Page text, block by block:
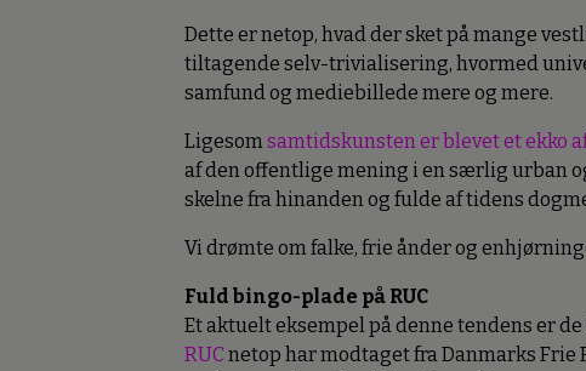
Dette er netop, hvad der sket på mange
tiltagende selv-trivialisering, hvormed
samfund og mediebillede mere og mere.
Ligesomsamtidskunsten er blevet et ekko
af den offentlige mening i en særlig urban
skelne fra hinanden og fulde af tidens
Vi drømte om falke, frie ånder og
Fuld bingo-plade på RUC
Et aktuelt eksempel på denne tendens er de
RUCnetop har modtaget fra Danmarks